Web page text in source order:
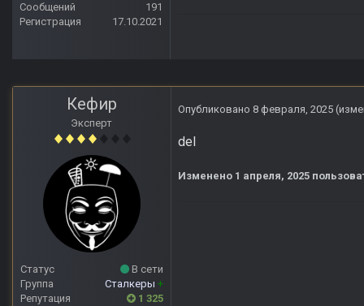
Сообщений
191
Регистрация
17.10.2021
Кефир
Эксперт
Статус
В сети
Группа
Сталкеры +
Репутация
1 325
Опубликовано 8 февраля, 2025
del
Изменено 1 апреля, 2025